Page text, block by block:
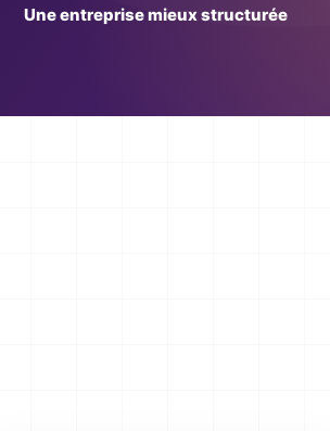
Une entreprise mieux structurée